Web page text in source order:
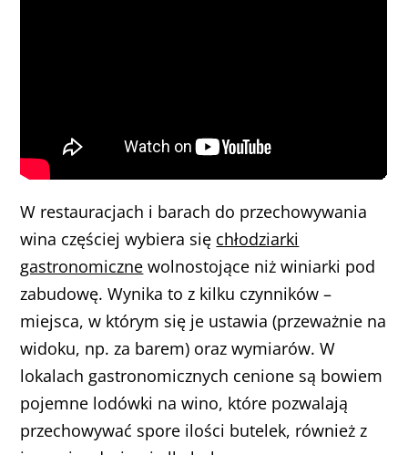
W restauracjach i barach do przechowywania
wina częściej wybiera się chłodziarki
gastronomiczne wolnostojące niż winiarki pod
zabudowę. Wynika to z kilku czynników –
miejsca, w którym się je ustawia (przeważnie na
widoku, np. za barem) oraz wymiarów. W
lokalach gastronomicznych cenione są bowiem
pojemne lodówki na wino, które pozwalają
przechowywać spore ilości butelek, również z